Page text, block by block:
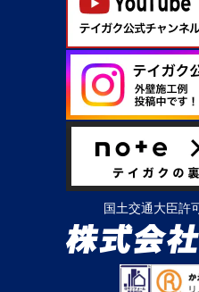
国土交通大臣許